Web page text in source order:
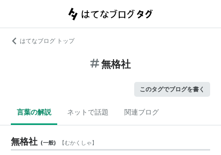
はてなブログ トップ
無格社
このタグでブログを書く
言葉の解説 ネットで話題 関連ブログ
無格社 (一般) 【むかくしゃ】